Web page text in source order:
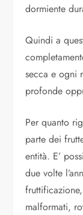
dormiente
Quindi a
secca e ogni
profonde
Per quanto
parte dei
entità. E’
due volte
malformati,